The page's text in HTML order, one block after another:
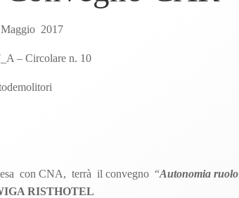
2017
– Circolare n. 10
con CNA, terrà il convegno “Autonomia ruolo
RISTHOTEL